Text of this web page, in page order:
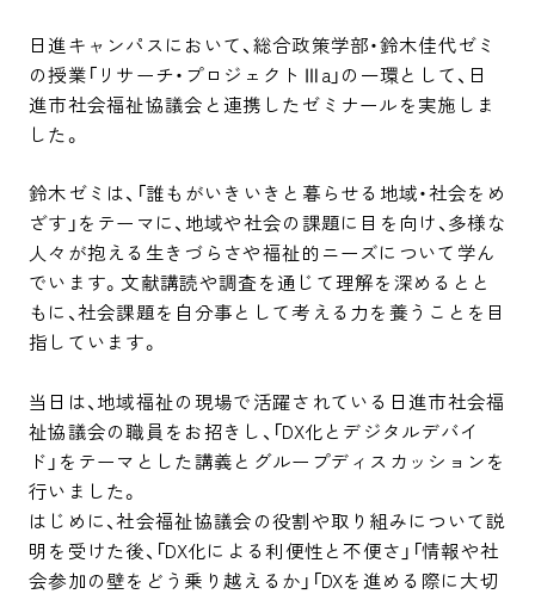
日進キャンパスにおいて、総合政策学部・鈴木佳代ゼミ
の授業「リサーチ・プロジェクトⅢa」の一環として、日
進市社会福祉協議会と連携したゼミナールを実施しま
した。
鈴木ゼミは、「誰もがいきいきと暮らせる地域・社会をめ
ざす」をテーマに、地域や社会の課題に目を向け、多様な
人々が抱える生きづらさや福祉的ニーズについて学ん
でいます。文献講読や調査を通じて理解を深めるとと
もに、社会課題を自分事として考える力を養うことを目
指しています。
当日は、地域福祉の現場で活躍されている日進市社会福
祉協議会の職員をお招きし、「DX化とデジタルデバイ
ド」をテーマとした講義とグループディスカッションを
行いました。
はじめに、社会福祉協議会の役割や取り組みについて説
明を受けた後、「DX化による利便性と不便さ」「情報や社
会参加の壁をどう乗り越えるか」「DXを進める際に大切